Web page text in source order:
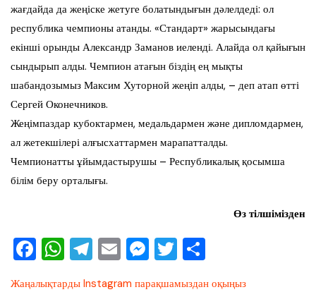
жағдайда да жеңіске жетуге болатындығын дәлелдеді: ол
республика чемпионы атанды. «Стандарт» жарысындағы
екінші орынды Александр Заманов иеленді. Алайда ол қайығын
сындырып алды. Чемпион атағын біздің ең мықты
шабандозымыз Максим Хуторной жеңіп алды, – деп атап өтті
Сергей Оконечников.
Жеңімпаздар кубоктармен, медальдармен және дипломдармен,
ал жетекшілері алғысхаттармен марапатталды.
Чемпионатты ұйымдастырушы – Республикалық қосымша
білім беру орталығы.
Өз тілшімізден
F
c
W
at
T
e
E
ai
M
ss
T
tt ра
Жаңалықтарды Instagram парақшамыздан оқыңыз